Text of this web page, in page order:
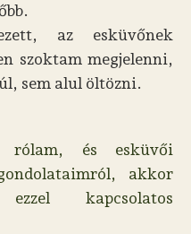
az esküvőnek
szoktam megjelenni,
sem alul öltözni.
rólam, és esküvői
akkor
kapcsolatos